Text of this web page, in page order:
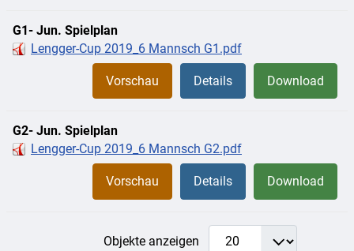
G1- Jun. Spielplan
Lengger-Cup 2019_6 Mannsch G1.pdf
Download
Details
Vorschau
G2- Jun. Spielplan
Lengger-Cup 2019_6 Mannsch G2.pdf
Download
Details
Vorschau
Objekte anzeigen